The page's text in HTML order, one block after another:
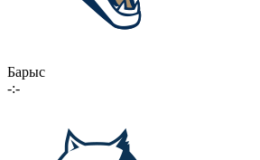
Барыс
-:-